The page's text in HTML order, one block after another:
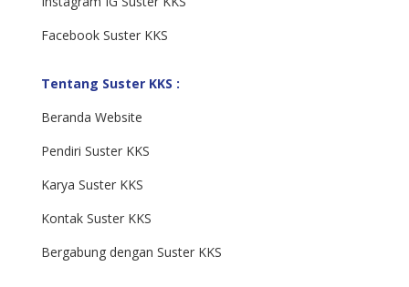
Facebook Suster KKS
Tentang Suster KKS :
Beranda Website
Pendiri Suster KKS
Karya Suster KKS
Kontak Suster KKS
Bergabung dengan Suster KKS